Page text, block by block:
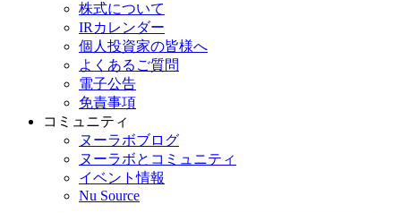
株式について
IRカレンダー
個人投資家の皆様へ
よくあるご質問
電子公告
免責事項
コミュニティ
ヌーラボブログ
ヌーラボとコミュニティ
イベント情報
Nu Source